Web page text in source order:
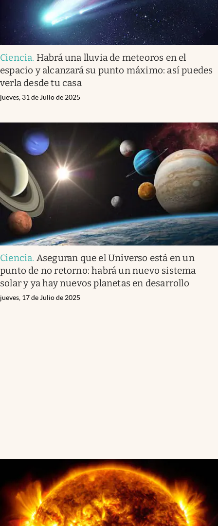
Ciencia. Habrá una lluvia de meteoros en el
espacio y alcanzará su punto máximo: así puedes
verla desde tu casa
jueves, 31 de Julio de 2025
Ciencia. Aseguran que el Universo está en un
punto de no retorno: habrá un nuevo sistema
solar y ya hay nuevos planetas en desarrollo
jueves, 17 de Julio de 2025